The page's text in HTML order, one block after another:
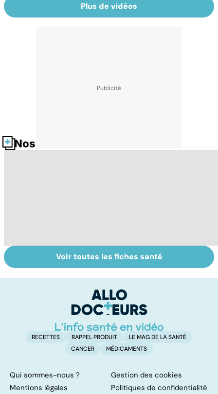
Plus de vidéos
Nos fiches santé
Tout savoir sur
les infections
Inflammation des
amygdales : que
d'angine ?
Voir toutes les fiches santé
RECETTES RAPPEL PRODUIT
LE MAG DE LA SANTÉ
CANCER
MÉDICAMENTS
Qui sommes-nous ?
Gestion des cookies
Mentions légales
Politiques de confidentialité